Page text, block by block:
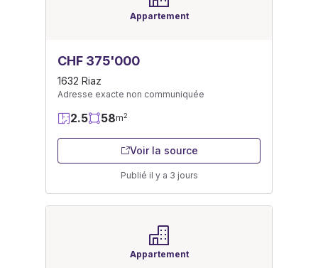
Appartement
CHF 375'000
1632 Riaz
Adresse exacte non communiquée
2.5 58m2
Voir la source
Publié il y a 3 jours
Appartement